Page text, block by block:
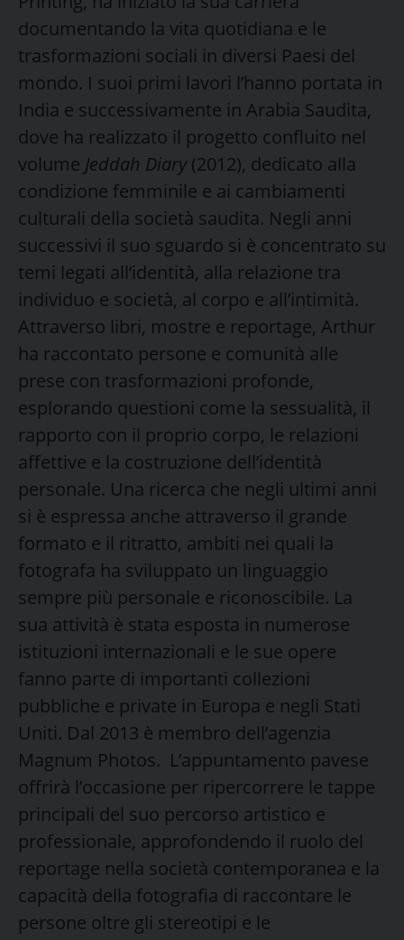
documentando la vita quotidiana e le
trasformazioni sociali in diversi Paesi del
mondo. I suoi primi lavori l’hanno portata in
India e successivamente in Arabia Saudita,
dove ha realizzato il progetto confluito nel
volume Jeddah Diary(2012), dedicato alla
condizione femminile e ai cambiamenti
culturali della società saudita. Negli anni
successivi il suo sguardo si è concentrato su
temi legati all’identità, alla relazione tra
individuo e società, al corpo e all’intimità.
Attraverso libri, mostre e reportage, Arthur
ha raccontato persone e comunità alle
prese con trasformazioni profonde,
esplorando questioni come la sessualità, il
rapporto con il proprio corpo, le relazioni
affettive e la costruzione dell’identità
personale. Una ricerca che negli ultimi anni
si è espressa anche attraverso il grande
formato e il ritratto, ambiti nei quali la
fotografa ha sviluppato un linguaggio
sempre più personale e riconoscibile. La
sua attività è stata esposta in numerose
istituzioni internazionali e le sue opere
fanno parte di importanti collezioni
pubbliche e private in Europa e negli Stati
Uniti. Dal 2013 è membro dell’agenzia
Magnum Photos. L’appuntamento pavese
offrirà l’occasione per ripercorrere le tappe
principali del suo percorso artistico e
professionale, approfondendo il ruolo del
reportage nella società contemporanea e la
capacità della fotografia di raccontare le
persone oltre gli stereotipi e le